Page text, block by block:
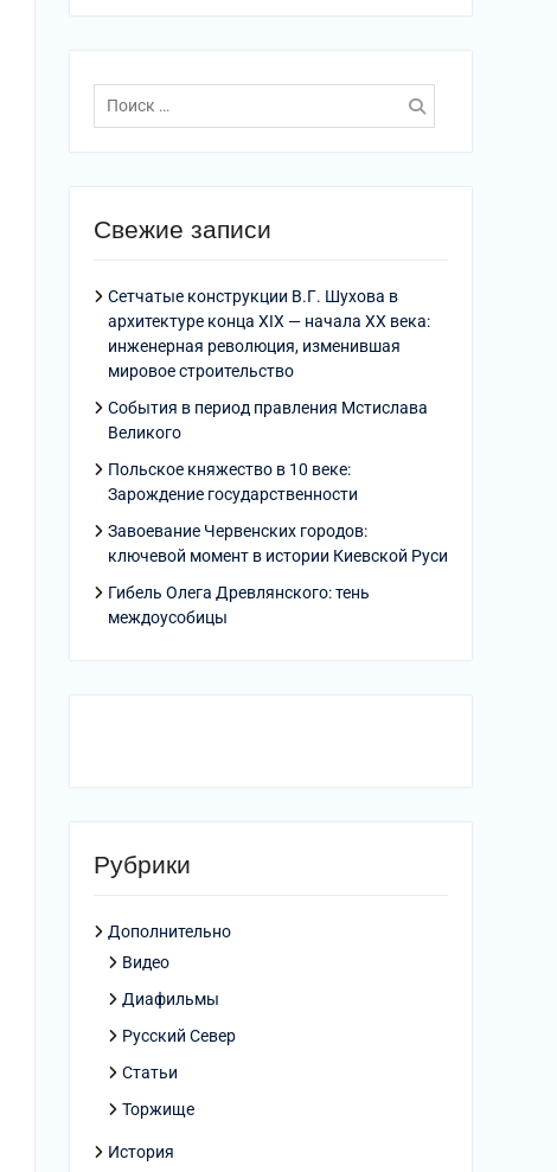
Поиск
по:
Свежие записи
Сетчатые конструкции В.Г. Шухова в
архитектуре конца XIX — начала XX века:
инженерная революция, изменившая
мировое строительство
События в период правления Мстислава
Великого
Польское княжество в 10 веке:
Зарождение государственности
Завоевание Червенских городов:
ключевой момент в истории Киевской Руси
Гибель Олега Древлянского: тень
междоусобицы
Рубрики
Дополнительно
Видео
Диафильмы
Русский Север
Статьи
Торжище
История